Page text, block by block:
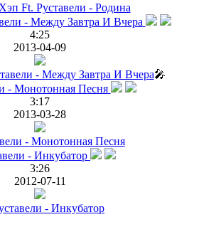
Ft. Руставели - Родина
4:25
2013-04-09
- Между Завтра И Вчера🎤
3:17
2013-03-28
- Монотонная Песня
3:26
2012-07-11
- Инкубатор